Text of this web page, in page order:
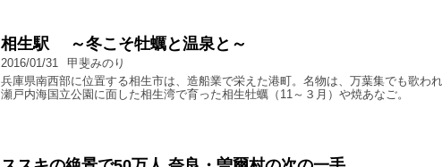
相生駅 ～冬こそ牡蠣と温泉と～
2016/01/31
甲斐みのり
兵庫県南西部に位置する相生市は、造船業で栄えた港町。名物は、万葉集でも歌わ
瀬戸内海国立公園に面した相生湾で育った相生牡蠣（11～３月）や焼あなご。